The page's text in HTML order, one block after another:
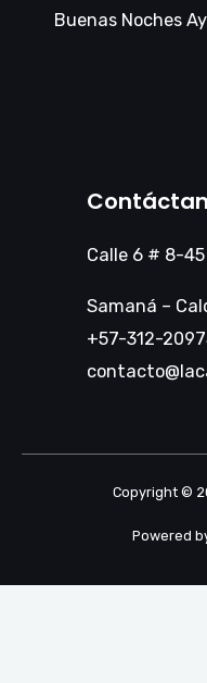
Buenas Noches
Calle 6 # 8-45
Samaná –
+57-312-
Copyright ©
Powered